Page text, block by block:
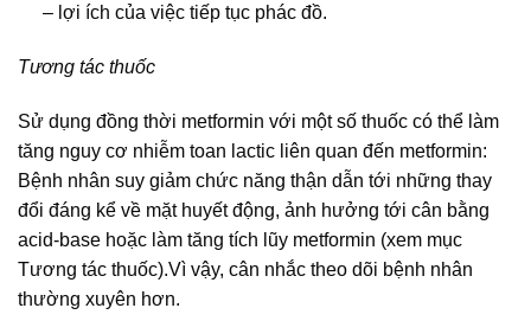
– lợi ích của việc tiếp tục phác đồ.
Tương tác thuốc
Sử dụng đồng thời metformin với một số thuốc có thể làm
tăng nguy cơ nhiễm toan lactic liên quan đến metformin:
Bệnh nhân suy giảm chức năng thận dẫn tới những thay
đổi đáng kể về mặt huyết động, ảnh hưởng tới cân bằng
acid-base hoặc làm tăng tích lũy metformin (xem mục
Tương tác thuốc).Vì vậy, cân nhắc theo dõi bệnh nhân
thường xuyên hơn.